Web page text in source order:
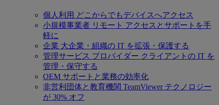
個人利用 どこからでもデバイスへアクセス
小規模事業者 リモート アクセスとサポートを手
軽に
企業 大企業・組織の IT を拡張・保護する
管理サービス プロバイダー クライアントの IT を
管理・保守する
OEM サポートと業務の効率化
非営利団体と教育機関 TeamViewer テクノロジー
が 30% オフ